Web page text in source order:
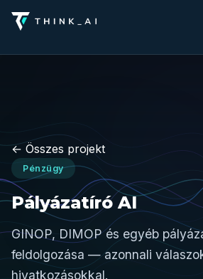
← Összes projekt
Pénzügy
Pályázatíró AI
GINOP, DIMOP és egyéb
feldolgozása — azonnali
hivatkozásokkal.